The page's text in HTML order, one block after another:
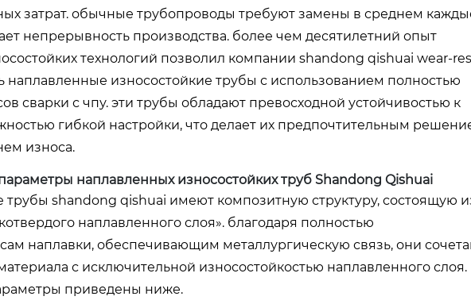
затрат. обычные трубопроводы требуют замены в среднем
непрерывность производства. более чем десятилетний опыт
технологий позволил компании shandong qishuai wear-
наплавленные износостойкие трубы с использованием полностью
сварки с чпу. эти трубы обладают превосходной устойчивостью к
гибкой настройки, что делает их предпочтительным
износа.
наплавленных износостойких труб Shandong Qishuai
трубы shandong qishuai имеют композитную структуру, состоящую
наплавленного слоя». благодаря полностью
наплавки, обеспечивающим металлургическую связь, они
с исключительной износостойкостью наплавленного слоя.
приведены ниже.